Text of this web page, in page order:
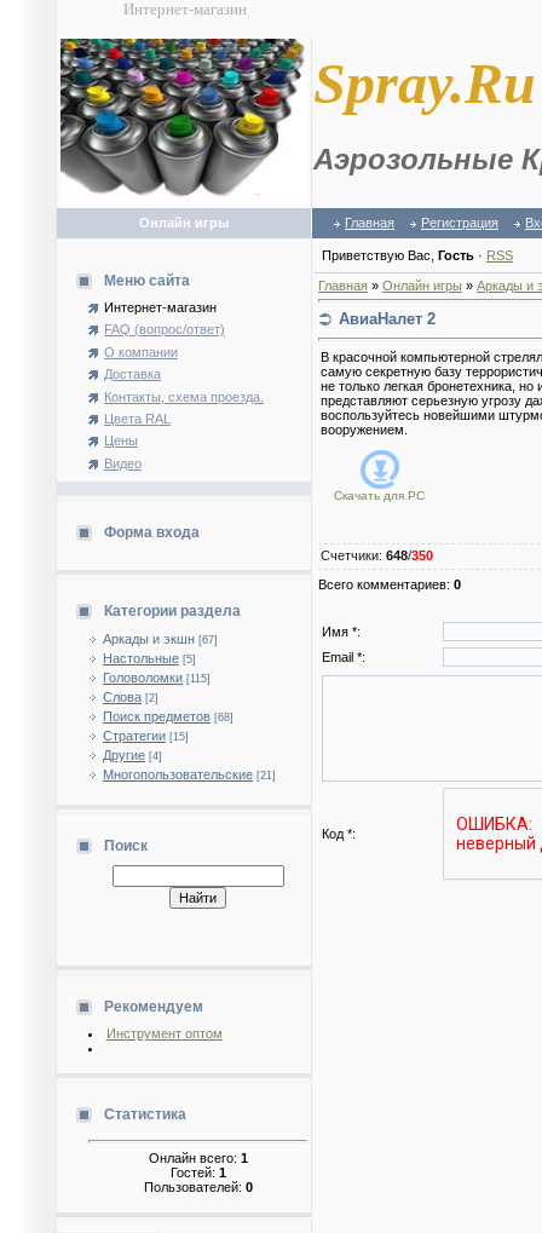
Интернет-магазин
Spray.Ru
Аэрозольные
Онлайн игры Главная Регистрация
Меню сайта
Интернет-магазин
FAQ (вопрос/ответ)
О компании
Доставка
Контакты, схема проезда.
Цвета RAL
Цены
Видео
Форма входа
Категории раздела
Аркады и экшн [67]
Настольные [5]
Головоломки [115]
Слова [2]
Поиск предметов [68]
Стратегии [15]
Другие [4]
Многопользовательские [21]
Поиск
Рекомендуем
Инструмент оптом
Статистика
Онлайн всего: 1
Гостей: 1
Пользователей: 0
Приветствую Вас Гость · RSS
Главная » Онлайн игры » Аркады и
АвиаНалет 2
В красочной компьютерной
самую секретную базу
не только легкая бронетехника,
представляют серьезную угрозу
воспользуйтесь новейшими
вооружением.
Скачать для PC
Счетчики: 648/350
Всего комментариев: 0
Имя *:
Email *:
Код *: